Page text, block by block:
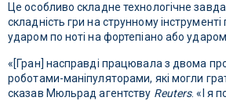
Це особливо складне технологічне
складність гри на струнному
ударом по ноті на фортепіано або
«[Гран] насправді працювала з двома
роботами-маніпуляторами, які могли
сказав Мюльрад агентству Reuters. «І я